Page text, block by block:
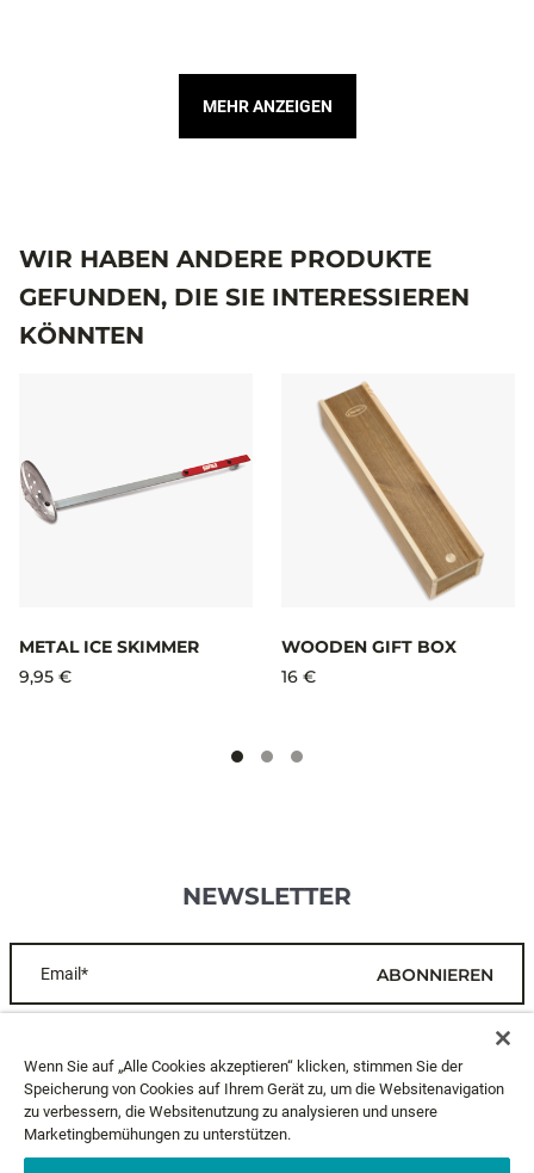
MEHR ANZEIGEN
WIR HABEN ANDERE PRODUKTE
GEFUNDEN, DIE SIE INTERESSIEREN
KÖNNTEN
METAL ICE SKIMMER
9,95 €
WOODEN GIFT BOX
16 €
NEWSLETTER
Email* ABONNIEREN
KUNDENDIENST
ÜBER UNS
Wenn Sie auf „Alle Cookies akzeptieren“ klicken, stimmen Sie der
Speicherung von Cookies auf Ihrem Gerät zu, um die Websitenavigation
zu verbessern, die Websitenutzung zu analysieren und unsere
Marketingbemühungen zu unterstützen.